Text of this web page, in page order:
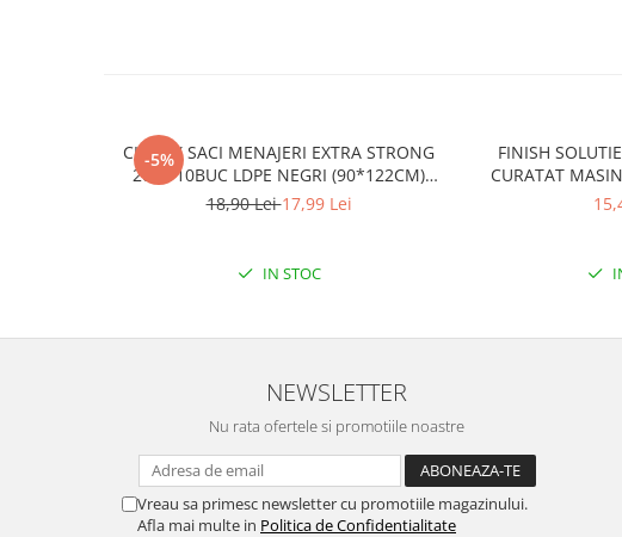
-5%
CLINOX SACI MENAJERI EXTRA STRONG
200L/10BUC LDPE NEGRI (90*122CM)
ETICHETA MOV
18,90 Lei17,99 Lei
IN STOC
FINISH
CURATAT
NEWSLETTER
Nu rata ofertele si promotiile noastre
Vreau sa primesc newsletter cu promotiile magazinului.
Afla mai multe in Politica de Confidentialitate